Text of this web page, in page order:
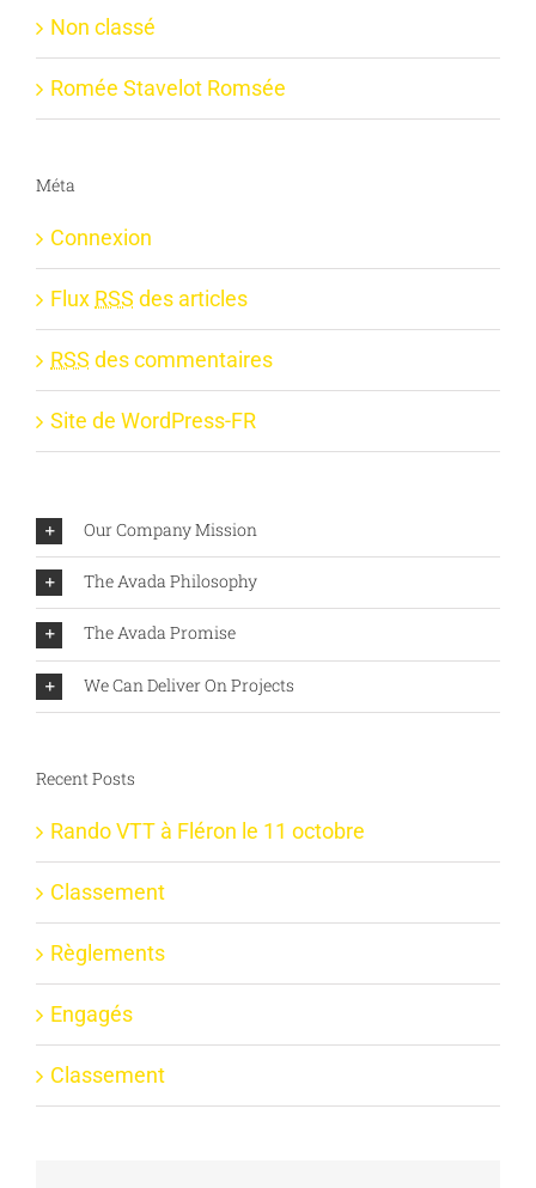
Non classé
Romée Stavelot Romsée
Méta
Connexion
Flux RSS des articles
RSS des commentaires
Site de WordPress-FR
Our Company Mission
The Avada Philosophy
The Avada Promise
We Can Deliver On Projects
Recent Posts
Rando VTT à Fléron le 11 octobre
Classement
Règlements
Engagés
Classement